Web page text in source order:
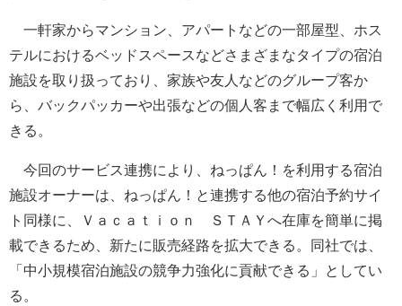
一軒家からマンション、アパートなどの一部屋型、ホス
テルにおけるベッドスペースなどさまざまなタイプの宿泊
施設を取り扱っており、家族や友人などのグループ客か
ら、バックパッカーや出張などの個人客まで幅広く利用で
きる。
今回のサービス連携により、ねっぱん！を利用する宿泊
施設オーナーは、ねっぱん！と連携する他の宿泊予約サイ
ト同様に、Ｖａｃａｔｉｏｎ ＳＴＡＹへ在庫を簡単に掲
載できるため、新たに販売経路を拡大できる。同社では、
「中小規模宿泊施設の競争力強化に貢献できる」としてい
る。